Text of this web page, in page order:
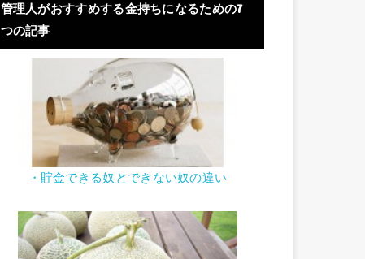
管理人がおすすめする金持ちになるための7
つの記事
・貯金できる奴とできない奴の違い